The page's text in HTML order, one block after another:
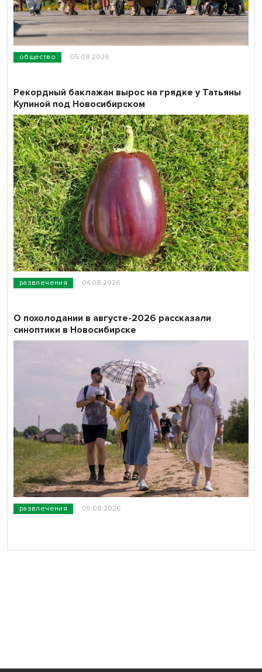
общество 05.08.2026
развлечения 04.08.2026
Рекордный баклажан вырос на грядке у Татьяны
Купиной под Новосибирском
развлечения 05.08.2026
О похолодании в августе-2026 рассказали
синоптики в Новосибирске